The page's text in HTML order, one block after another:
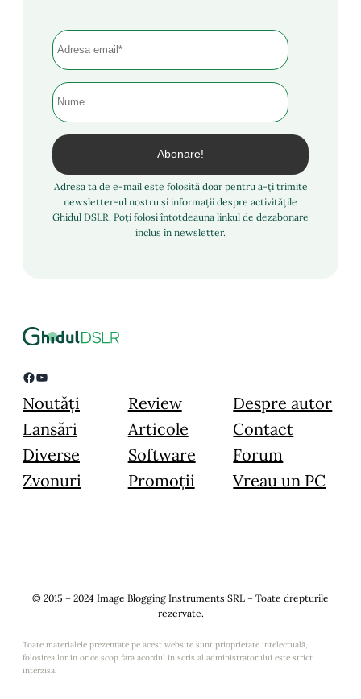
Adresa ta de e-mail este folosită doar pentru a-ți trimite
newsletter-ul nostru și informații despre activitățile
Ghidul DSLR. Poți folosi întotdeauna linkul de dezabonare
inclus în newsletter.
Facebook YouTube
Noutăți
Lansări
Diverse
Zvonuri
Review
Articole
Software
Promoții
Despre autor
Contact
Forum
Vreau un PC
© 2015 – 2024 Image Blogging Instruments SRL – Toate drepturile
rezervate.
Toate materialele prezentate pe acest website sunt prioprietate intelectuală,
folosirea lor in orice scop fara acordul in scris al administratorului este strict
interzisa.